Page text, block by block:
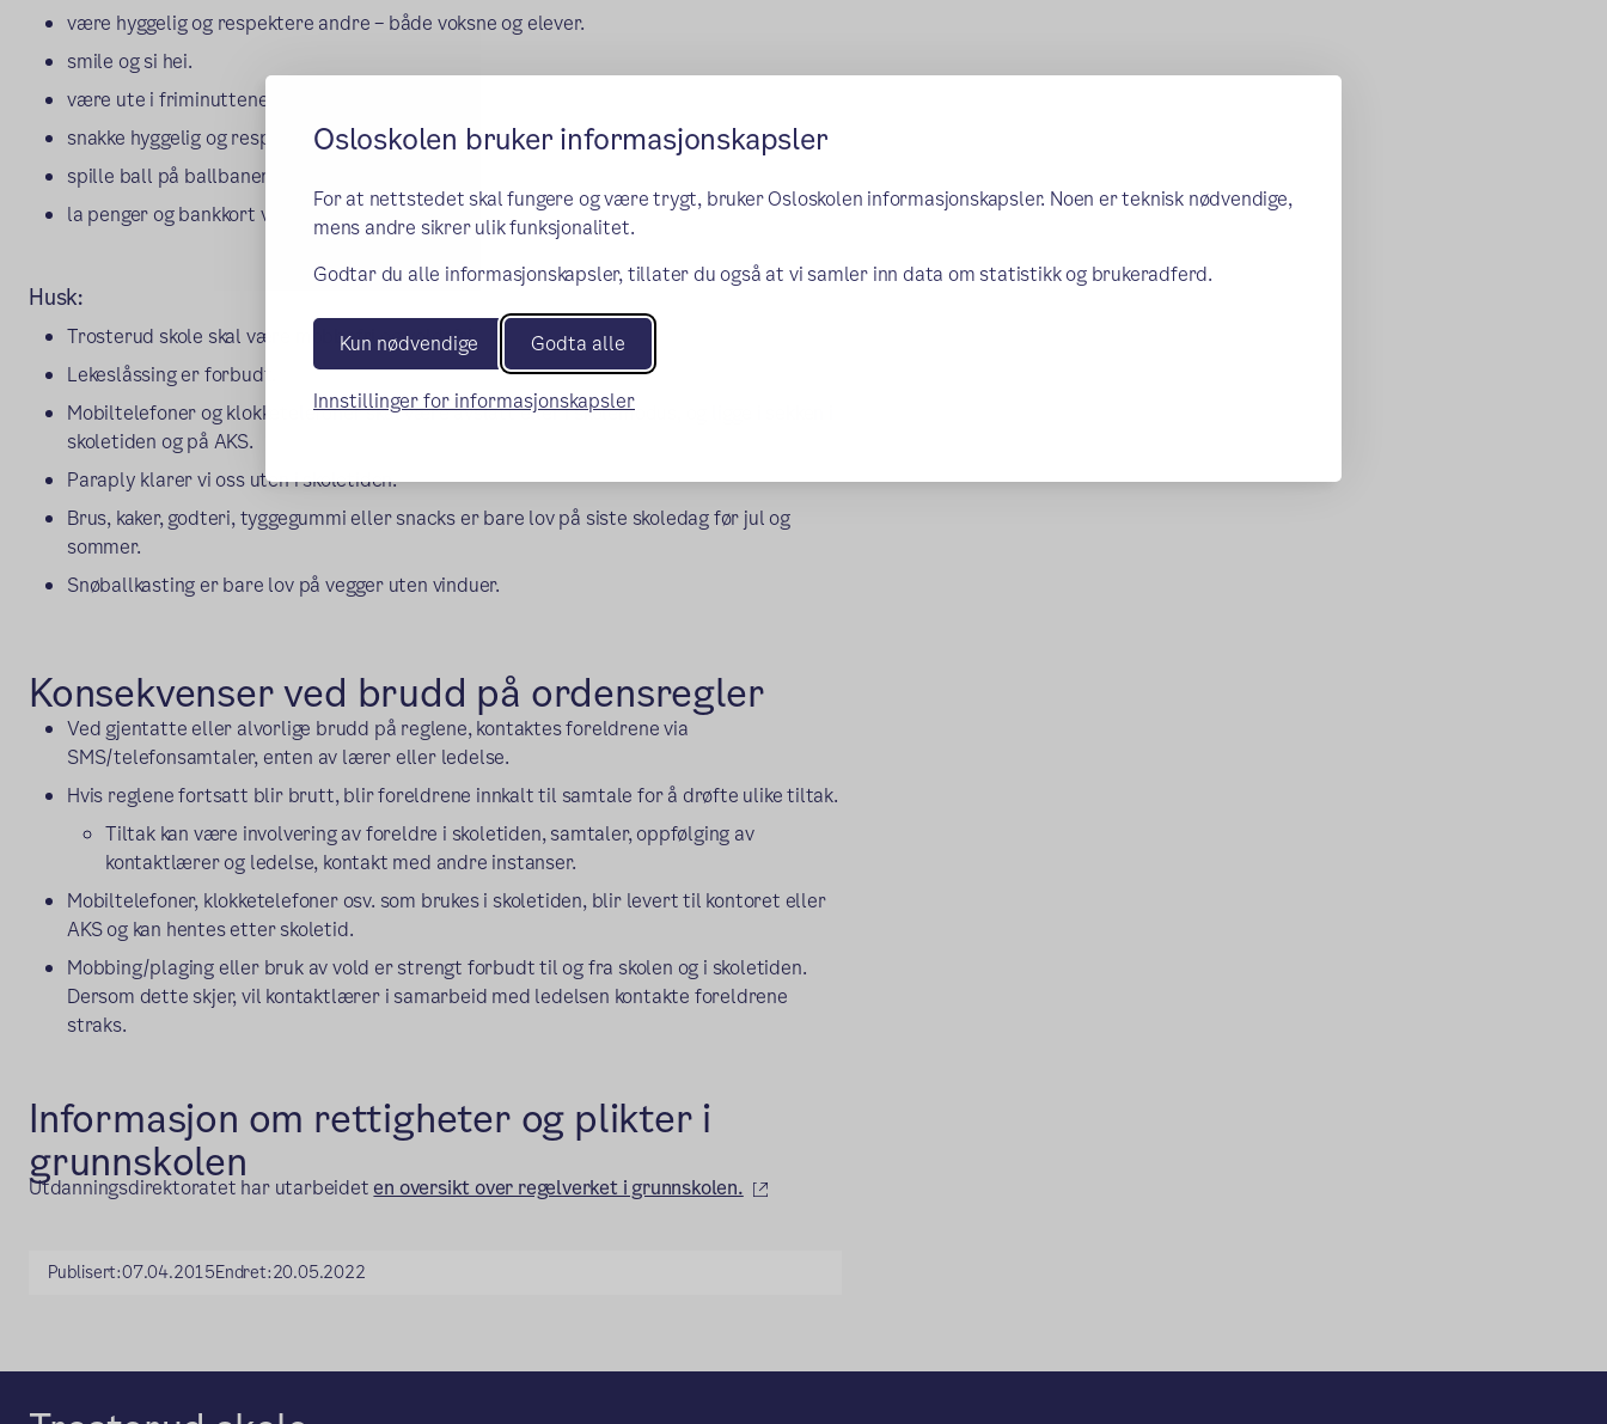
Osloskolen bruker informasjonskapsler
For at nettstedet skal fungere og være trygt, bruker Osloskolen informasjonskapsler. Noen er teknisk nødvendige,
mens andre sikrer ulik funksjonalitet.
Godtar du alle informasjonskapsler, tillater du også at vi samler inn data om statistikk og brukeradferd.
Kun nødvendige Godta alle
Innstillinger for informasjonskapsler
være hyggelig og respektere andre – både voksne og elever.
smile og si hei.
være ute i friminuttene.
snakke hyggelig og respektfullt til andre.
spille ball på ballbanene.
la penger og bankkort være hjemme.
Husk:
Trosterud skole skal være mobbefri og voldsfri.
Lekeslåssing er forbudt.
Mobiltelefoner og klokketelefoner skal være avslått eller i skolemodus, og ligge i sekken i
skoletiden og på AKS.
Paraply klarer vi oss uten i skoletiden.
Brus, kaker, godteri, tyggegummi eller snacks er bare lov på siste skoledag før jul og
sommer.
Snøballkasting er bare lov på vegger uten vinduer.
Konsekvenser ved brudd på ordensregler
Ved gjentatte eller alvorlige brudd på reglene, kontaktes foreldrene via
SMS/telefonsamtaler, enten av lærer eller ledelse.
Hvis reglene fortsatt blir brutt, blir foreldrene innkalt til samtale for å drøfte ulike tiltak.
Tiltak kan være involvering av foreldre i skoletiden, samtaler, oppfølging av
kontaktlærer og ledelse, kontakt med andre instanser.
Mobiltelefoner, klokketelefoner osv. som brukes i skoletiden, blir levert til kontoret eller
AKS og kan hentes etter skoletid.
Mobbing/plaging eller bruk av vold er strengt forbudt til og fra skolen og i skoletiden.
Dersom dette skjer, vil kontaktlærer i samarbeid med ledelsen kontakte foreldrene
straks.
Informasjon om rettigheter og plikter i
grunnskolen
Utdanningsdirektoratet har utarbeideten oversikt over regelverket i grunnskolen. (ekstern lenke)
Publisert:07.04.2015Endret:20.05.2022